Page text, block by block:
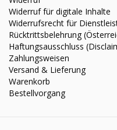
Widerruf für digitale Inhalte
Widerrufsrecht für
Rücktrittsbelehrung
Haftungsausschluss
Zahlungsweisen
Versand & Lieferung
Warenkorb
Bestellvorgang